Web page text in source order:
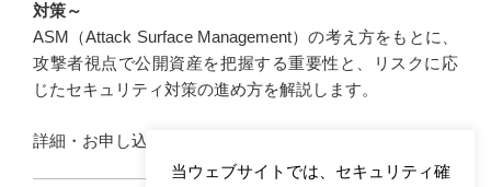
対策～
ASM（Attack Surface Management）の考え方をもとに、
攻撃者視点で公開資産を把握する重要性と、リスクに応
じたセキュリティ対策の進め方を解説します。
詳細・お申し込みは
当ウェブサイトでは、セキュリティ確